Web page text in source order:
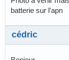
batterie sur l'apn
cédric